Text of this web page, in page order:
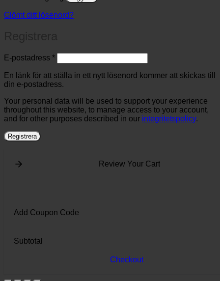
Glömt ditt lösenord?
E-postadress *Obligatoriskt
En länk för att ställa in ett nytt lösenord kommer att skickas till
din e-postadress.
Your personal data will be used to support your experience
throughout this website, to manage access to your account,
and for other purposes described in our integritetspolicy.
Registrera
Review Your Cart
Add Coupon Code
Subtotal
Checkout